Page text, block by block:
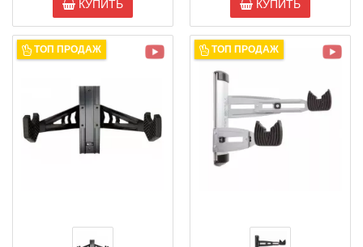
КУПИТЬ КУПИТЬ
ТОП ПРОДАЖ ТОП ПРОДАЖ